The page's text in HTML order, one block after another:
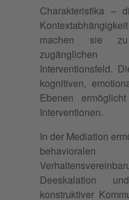
Charakteristika –
machen sie
Interventionsfeld.
kognitiven,
Ebenen
Interventionen.
In der Mediation
behavioralen
Deeskalation
konstruktiver